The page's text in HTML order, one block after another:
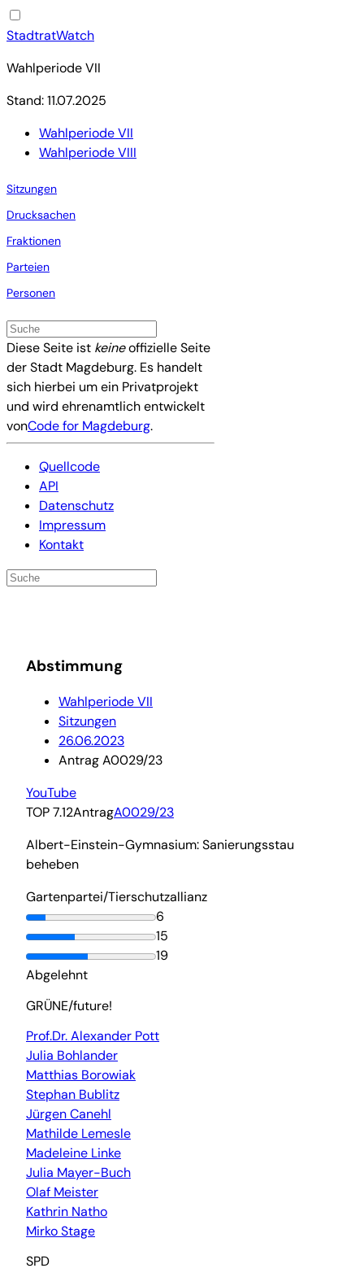
StadtratWatch
Wahlperiode VII
Stand: 11.07.2025
Wahlperiode VII
Wahlperiode VIII
Sitzungen
Drucksachen
Fraktionen
Parteien
Personen
Diese Seite ist keineoffizielle Seite
der Stadt Magdeburg. Es handelt
sich hierbei um ein Privatprojekt
und wird ehrenamtlich entwickelt
vonCode for Magdeburg.
Quellcode
API
Datenschutz
Impressum
Kontakt
Abstimmung
Wahlperiode VII
Sitzungen
26.06.2023
Antrag A0029/23
YouTube
TOP 7.12AntragA0029/23
Albert-Einstein-Gymnasium: Sanierungsstau
beheben
Gartenpartei/Tierschutzallianz
6
15
19
Abgelehnt
GRÜNE/future!
Prof.Dr. Alexander Pott
Julia Bohlander
Matthias Borowiak
Stephan Bublitz
Jürgen Canehl
Mathilde Lemesle
Madeleine Linke
Julia Mayer-Buch
Olaf Meister
Kathrin Natho
Mirko Stage
SPD